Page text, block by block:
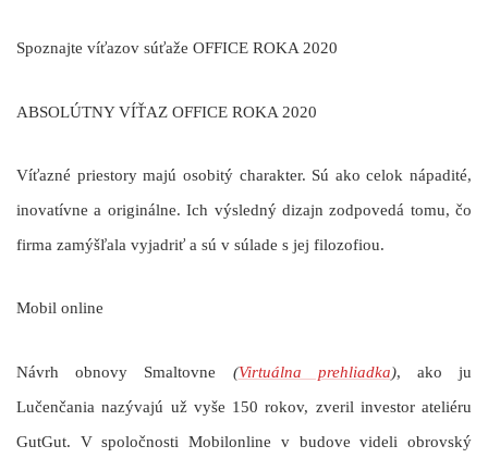
Spoznajte víťazov súťaže OFFICE ROKA 2020
ABSOLÚTNY VÍŤAZ OFFICE ROKA 2020
Víťazné priestory majú osobitý charakter. Sú ako celok nápadité,
inovatívne a originálne. Ich výsledný dizajn zodpovedá tomu, čo
firma zamýšľala vyjadriť a sú v súlade s jej filozofiou.
Mobil online
Návrh obnovy Smaltovne (Virtuálna prehliadka), ako ju
Lučenčania nazývajú už vyše 150 rokov, zveril investor ateliéru
GutGut. V spoločnosti Mobilonline v budove videli obrovský